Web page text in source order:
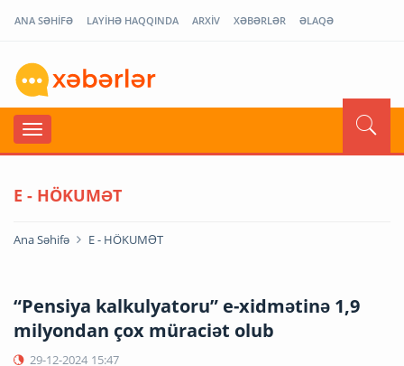
ANA SƏHİFƏ LAYİHƏ HAQQINDA ARXİV XƏBƏRLƏR ƏLAQƏ
E - HÖKUMƏT
Ana Səhifə E - HÖKUMƏT
“Pensiya kalkulyatoru” e-xidmətinə 1,9
milyondan çox müraciət olub
29-12-2024 15:47